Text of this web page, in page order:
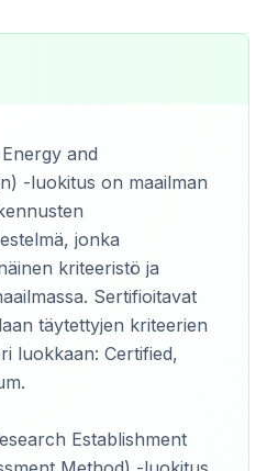
and
-luokitus on maailman
jonka
kriteeristö ja
Sertifioitavat
täytettyjen kriteerien
luokkaan: Certified,
Establishment